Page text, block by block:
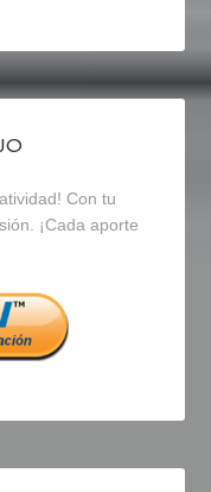
Con tu
¡Cada aporte